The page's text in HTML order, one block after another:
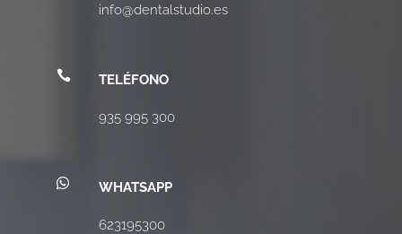
info@dentalstudio.es
 TELÉFONO
935 995 300
 WHATSAPP
623195300